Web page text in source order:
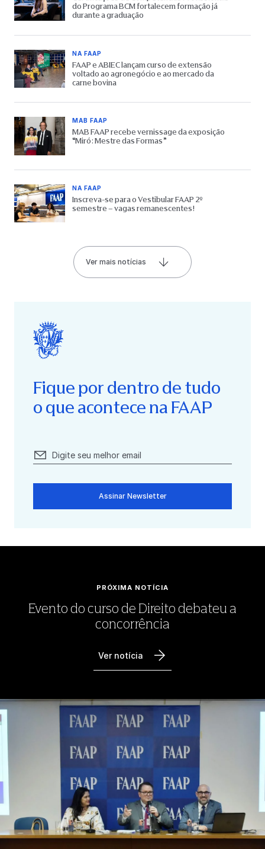
do Programa BCM fortalecem formação já
durante a graduação
NA FAAP
FAAP e ABIEC lançam curso de extensão
voltado ao agronegócio e ao mercado da
carne bovina
MAB FAAP
MAB FAAP recebe vernissage da exposição
“Miró: Mestre das Formas”
NA FAAP
Inscreva-se para o Vestibular FAAP 2º
semestre – vagas remanescentes!
Ver mais notícias
Fique por dentro de tudo
o que acontece na FAAP
Assinar Newsletter
PRÓXIMA NOTÍCIA
Evento do curso de Direito debateu a
concorrência
Ver notícia